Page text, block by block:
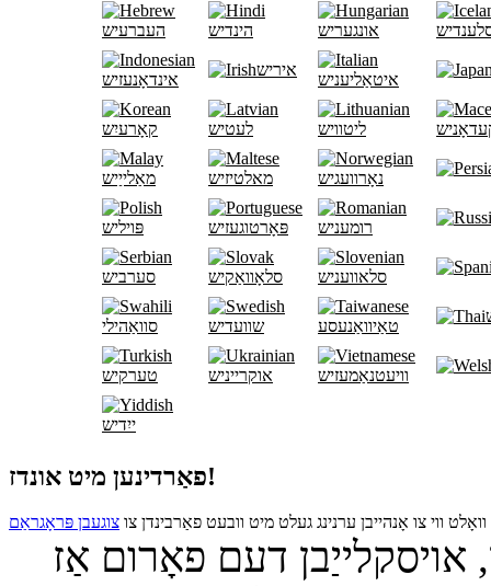
העברעיש הינדיש אונגעריש
אינדאָנעזיש
איריש
איטאַליעניש
קאָרעיִש לעטיש ליטוויש
מאַלייַיש מאלטיזיש נאָרוועגיש
פּויליש פּאָרטוגעזיש רומעניש
סערביש סלאָוואַקיש סלאוועניש
סוואַהילי שוועדיש טאַיוואַנעסע
טערקיש אוקרייניש וויעטנאַמעזיש
ייִדיש
פאַרדינען מיט אונדז!
ווי צו אָנהייבן ערנינג געלט מיט וובעט פאַרבינדן צו
אויסקלייַבן דעם פאָרום אַז